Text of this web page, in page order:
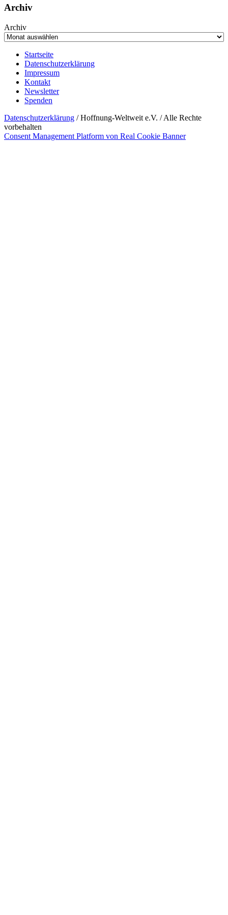
Archiv
Archiv
Startseite
Datenschutzerklärung
Impressum
Kontakt
Newsletter
Spenden
Datenschutzerklärung / Hoffnung-Weltweit e.V. / Alle Rechte
vorbehalten
Consent Management Platform von Real Cookie Banner